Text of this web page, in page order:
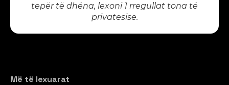
tepër të dhëna, lexoni 1 rregullat tona të
privatësisë.
Më të lexuarat